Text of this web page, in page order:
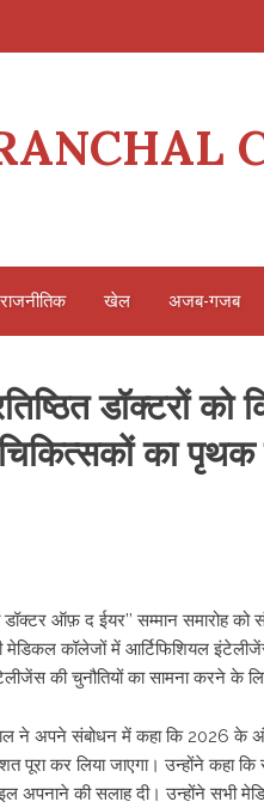
राजनीतिक खेल अजब-गजब
डॉक्टरों को
चिकित्सकों का
ऑफ़ द ईयर’’ सम्मान समारोह को
मेडिकल कॉलेजों में आर्टिफिशियल
की चुनौतियों का सामना करने के
ने अपने संबोधन में कहा कि 2026
पूरा कर लिया जाएगा। उन्होंने कहा कि
अपनाने की सलाह दी। उन्होंने सभी